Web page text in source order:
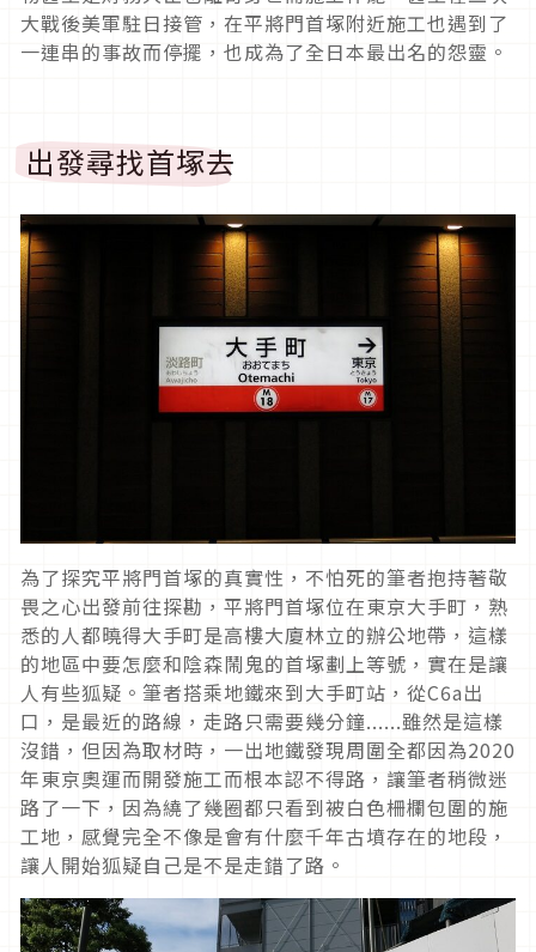
大戰後美軍駐日接管，在平將門首塚附近施工也遇到了
一連串的事故而停擺，也成為了全日本最出名的怨靈。
出發尋找首塚去
為了探究平將門首塚的真實性，不怕死的筆者抱持著敬
畏之心出發前往探勘，平將門首塚位在東京大手町，熟
悉的人都曉得大手町是高樓大廈林立的辦公地帶，這樣
的地區中要怎麼和陰森鬧鬼的首塚劃上等號，實在是讓
人有些狐疑。筆者搭乘地鐵來到大手町站，從C6a出
口，是最近的路線，走路只需要幾分鐘......雖然是這樣
沒錯，但因為取材時，一出地鐵發現周圍全都因為2020
年東京奧運而開發施工而根本認不得路，讓筆者稍微迷
路了一下，因為繞了幾圈都只看到被白色柵欄包圍的施
工地，感覺完全不像是會有什麼千年古墳存在的地段，
讓人開始狐疑自己是不是走錯了路。